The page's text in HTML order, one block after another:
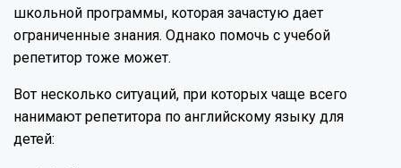
школьной программы, которая зачастую дает
ограниченные знания. Однако помочь с учебой
репетитор тоже может.
Вот несколько ситуаций, при которых чаще всего
нанимают репетитора по английскому языку для
детей: